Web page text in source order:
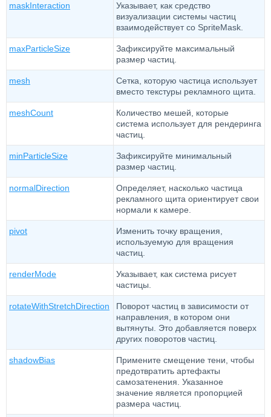
maskInteraction
Указывает, как средство
визуализации системы частиц
взаимодействует со SpriteMask.
maxParticleSize
Зафиксируйте максимальный
размер частиц.
mesh
Сетка, которую частица использует
вместо текстуры рекламного щита.
meshCount
Количество мешей, которые
система использует для рендеринга
частиц.
minParticleSize
Зафиксируйте минимальный
размер частиц.
normalDirection
Определяет, насколько частица
рекламного щита ориентирует свои
нормали к камере.
pivot
Изменить точку вращения,
используемую для вращения
частиц.
renderMode
Указывает, как система рисует
частицы.
rotateWithStretchDirection
Поворот частиц в зависимости от
направления, в котором они
вытянуты. Это добавляется поверх
других поворотов частиц.
shadowBias
Примените смещение тени, чтобы
предотвратить артефакты
самозатенения. Указанное
значение является пропорцией
размера частиц.